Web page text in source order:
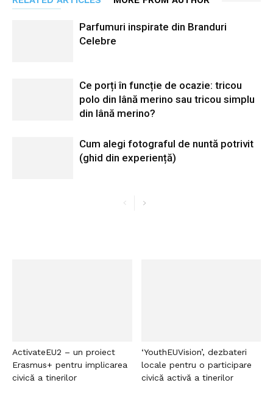
Parfumuri inspirate din Branduri
Celebre
Ce porți în funcție de ocazie: tricou
polo din lână merino sau tricou simplu
din lână merino?
Cum alegi fotograful de nuntă potrivit
(ghid din experiență)
ActivateEU2 – un proiect
Erasmus+ pentru implicarea
civică a tinerilor
‘YouthEUVision’, dezbateri
locale pentru o participare
civică activă a tinerilor